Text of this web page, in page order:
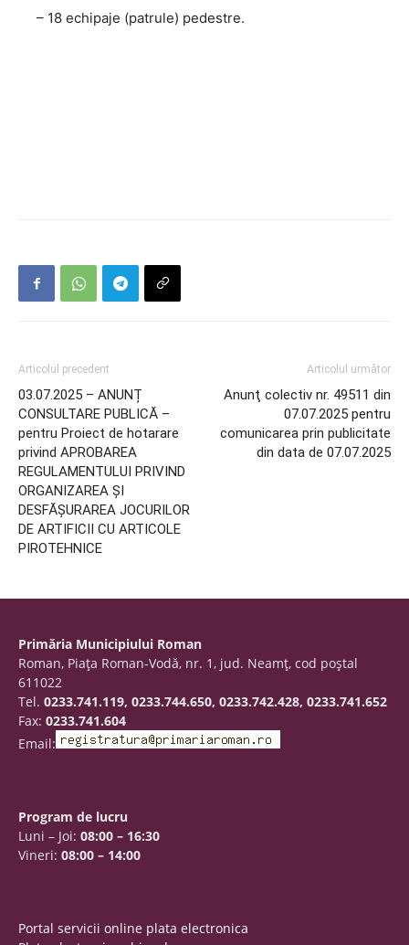
– 18 echipaje (patrule) pedestre.
Articolul precedent
03.07.2025 – ANUNȚ
CONSULTARE PUBLICĂ –
pentru Proiect de hotarare
privind APROBAREA
REGULAMENTULUI PRIVIND
ORGANIZAREA ȘI
DESFĂȘURAREA JOCURILOR
DE ARTIFICII CU ARTICOLE
PIROTEHNICE
Articolul următor
Anunţ colectiv nr. 49511 din
07.07.2025 pentru
comunicarea prin publicitate
din data de 07.07.2025
Primăria Municipiului Roman
Roman, Piaţa Roman-Vodă, nr. 1, jud. Neamţ, cod poştal
611022
Tel. 0233.741.119, 0233.744.650, 0233.742.428, 0233.741.652
Fax: 0233.741.604
Email:
Program de lucru
Luni – Joi: 08:00 – 16:30
Vineri: 08:00 – 14:00
Portal servicii online plata electronica